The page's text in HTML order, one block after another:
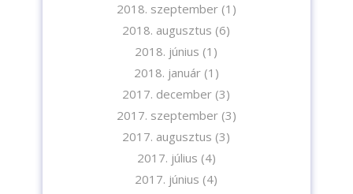
2018. szeptember(1)
2018. augusztus (6)
2018. június (1)
2018. január(1)
2017. december (3)
2017. szeptember(3)
2017. augusztus (3)
2017. július (4)
2017. június (4)